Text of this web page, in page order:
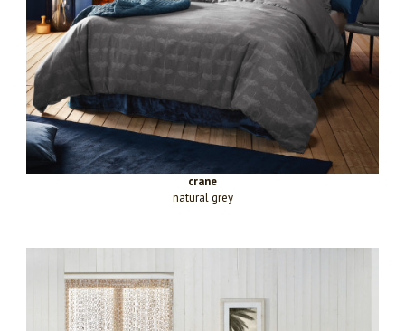
crane
natural grey